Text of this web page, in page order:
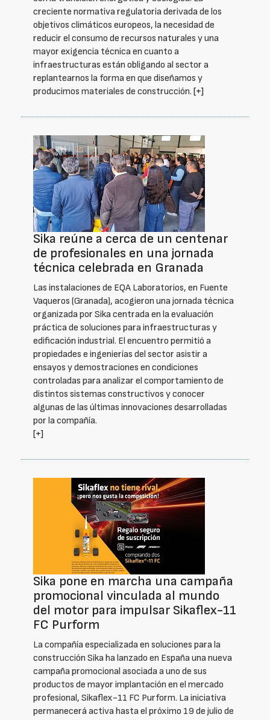
creciente normativa regulatoria derivada de los
objetivos climáticos europeos, la necesidad de
reducir el consumo de recursos naturales y una
mayor exigencia técnica en cuanto a
infraestructuras están obligando al sector a
replantearnos la forma en que diseñamos y
producimos materiales de construcción. [+]
Sika reúne a cerca de un centenar
de profesionales en una jornada
técnica celebrada en Granada
Las instalaciones de EQA Laboratorios, en Fuente
Vaqueros (Granada), acogieron una jornada técnica
organizada por Sika centrada en la evaluación
práctica de soluciones para infraestructuras y
edificación industrial. El encuentro permitió a
propiedades e ingenierías del sector asistir a
ensayos y demostraciones en condiciones
controladas para analizar el comportamiento de
distintos sistemas constructivos y conocer
algunas de las últimas innovaciones desarrolladas
por la compañía.
[+]
Sika pone en marcha una campaña
promocional vinculada al mundo
del motor para impulsar Sikaflex-11
FC Purform
La compañía especializada en soluciones para la
construcción Sika ha lanzado en España una nueva
campaña promocional asociada a uno de sus
productos de mayor implantación en el mercado
profesional, Sikaflex-11 FC Purform. La iniciativa
permanecerá activa hasta el próximo 19 de julio de